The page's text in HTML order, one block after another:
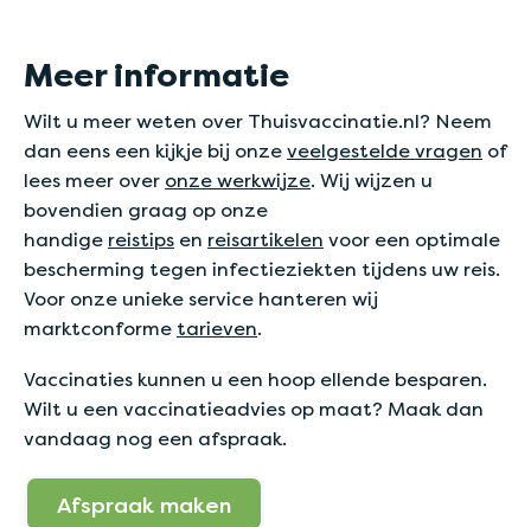
Meer informatie
Wilt u meer weten over Thuisvaccinatie.nl? Neem
dan eens een kijkje bij onzeveelgestelde vragen of
lees meer over onze werkwijze. Wij wijzen u
bovendien graag op onze
handige reistips en reisartikelen voor een optimale
bescherming tegen infectieziekten tijdens uw reis.
Voor onze unieke service hanteren wij
marktconforme tarieven.
Vaccinaties kunnen u een hoop ellende besparen.
Wilt u een vaccinatieadvies op maat? Maak dan
vandaag nog een afspraak.
Afspraak maken